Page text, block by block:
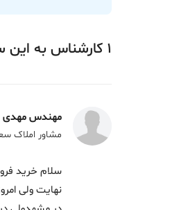
1 کارشناس به این
مهندس مهدی
مشاور املاک
سلام خرید
نهایت ولی